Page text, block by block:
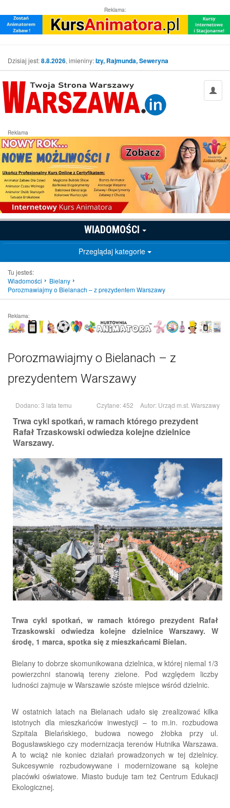
Reklama:
Dzisiaj jest:8.8.2026, imieniny:Izy, Rajmunda, Seweryna
Reklama
WIADOMOŚCI
Przeglądaj kategorie
Tu jesteś:
Wiadomości
Bielany
Porozmawiajmy o Bielanach – z prezydentem Warszawy
Reklama:
Porozmawiajmy o Bielanach – z
prezydentem Warszawy
Dodano: 3 lata temu Czytane: 452 Autor: Urząd m.st. Warszawy
Trwa cykl spotkań, w ramach którego prezydent
Rafał Trzaskowski odwiedza kolejne dzielnice
Warszawy.
Trwa cykl spotkań, w ramach którego prezydent Rafał
Trzaskowski odwiedza kolejne dzielnice Warszawy. W
środę, 1 marca, spotka się z mieszkańcami Bielan.
Bielany to dobrze skomunikowana dzielnica, w której niemal 1/3
powierzchni stanowią tereny zielone. Pod względem liczby
ludności zajmuje w Warszawie szóste miejsce wśród dzielnic.
W ostatnich latach na Bielanach udało się zrealizować kilka
istotnych dla mieszkańców inwestycji – to m.in. rozbudowa
Szpitala Bielańskiego, budowa nowego żłobka przy ul.
Bogusławskiego czy modernizacja terenów Hutnika Warszawa.
A to wciąż nie koniec działań prowadzonych w tej dzielnicy.
Sukcesywnie rozbudowywane i modernizowane są kolejne
placówki oświatowe. Miasto buduje tam też Centrum Edukacji
Ekologicznej.